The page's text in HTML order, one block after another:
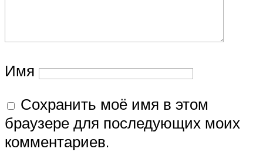
Имя
Сохранить моё имя в этом
браузере для последующих моих
комментариев.